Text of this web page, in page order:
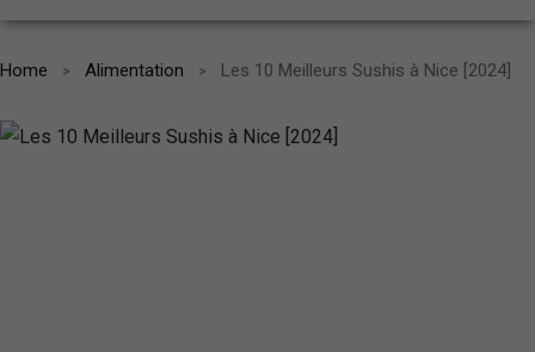
Home Alimentation Les 10 Meilleurs Sushis à Nice [2024]